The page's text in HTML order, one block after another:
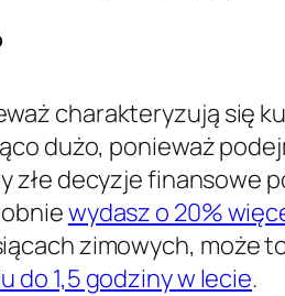
charakteryzują się
dużo, ponieważ
decyzje finansowe
wydasz o 20%
zimowych, może
do 1,5 godziny w lecie.